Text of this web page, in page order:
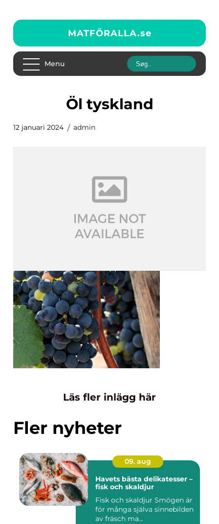
MATFÖRALLA.se
Menu
öl tyskland
12 januari 2024 admin
Läs fler inlägg här
Fler nyheter
09. aug
Havets bästa delikatesser –
fisk och skaldjur
Fisk och skaldjur Smögen är
för många själva sinnebilden
av fräsch ma...